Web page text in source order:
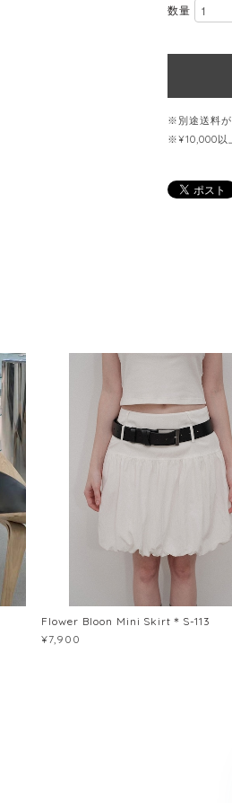
数量
※別途送料が
※¥10,000以
Flower Bloon Mini Skirt＊S-113
¥7,900